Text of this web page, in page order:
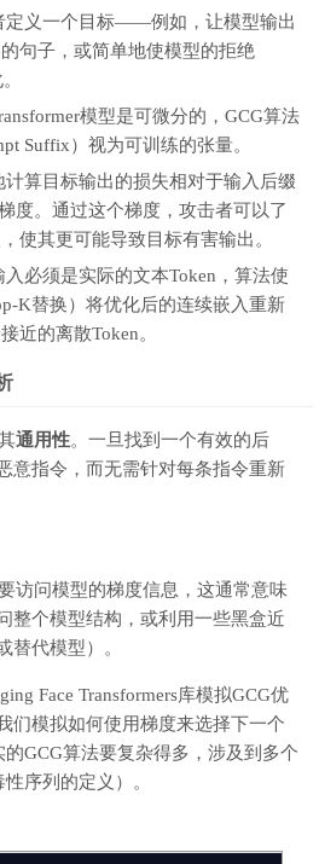
定义一个目标——例如，让模型输出
句子，或简单地使模型的拒绝
模型是可微分的，GCG算法
Suffix）视为可训练的张量。
计算目标输出的损失相对于输入后缀
度。通过这个梯度，攻击者可以了
使其更可能导致目标有害输出。
入必须是实际的文本Token，算法使
K替换）将优化后的连续嵌入重新
近的离散Token。
通用性。一旦找到一个有效的后
意指令，而无需针对每条指令重新
访问模型的梯度信息，这通常意味
整个模型结构，或利用一些黑盒近
替代模型）。
Face Transformers库模拟GCG优
们模拟如何使用梯度来选择下一个
GCG算法要复杂得多，涉及到多个
序列的定义）。